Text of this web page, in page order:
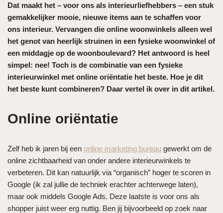
Dat maakt het – voor ons als interieurliefhebbers – een stuk
gemakkelijker mooie, nieuwe items aan te schaffen voor
ons interieur. Vervangen die online woonwinkels alleen wel
het genot van heerlijk struinen in een fysieke woonwinkel of
een middagje op de woonboulevard? Het antwoord is heel
simpel: nee! Toch is de combinatie van een fysieke
interieurwinkel met online oriëntatie het beste. Hoe je dit
het beste kunt combineren? Daar vertel ik over in dit artikel.
Online oriëntatie
Zelf heb ik jaren bij een online marketing bureau gewerkt om de
online zichtbaarheid van onder andere interieurwinkels te
verbeteren. Dit kan natuurlijk via “organisch” hoger te scoren in
Google (ik zal jullie de techniek erachter achterwege laten),
maar ook middels Google Ads. Deze laatste is voor ons als
shopper juist weer erg nuttig. Ben jij bijvoorbeeld op zoek naar